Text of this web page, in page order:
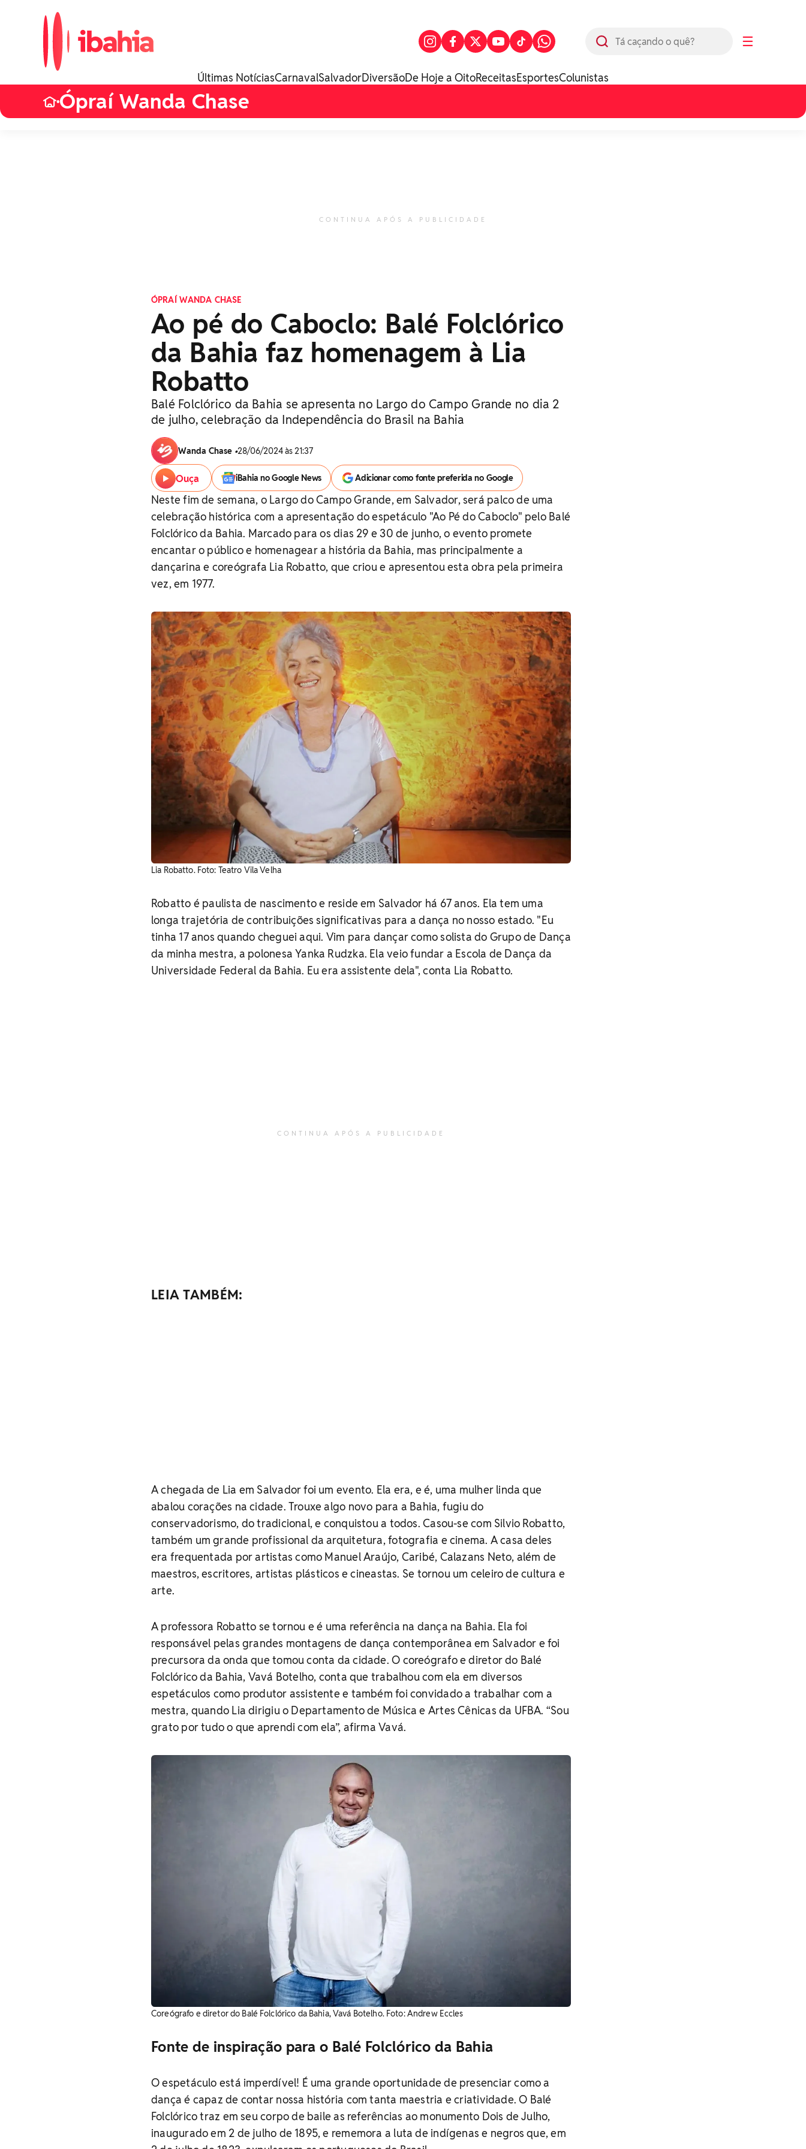
☰
Últimas NotíciasCarnavalSalvadorDiversãoDe Hoje a OitoReceitasEsportesColunistas
•Ópraí Wanda Chase
CONTINUA APÓS A PUBLICIDADE
ÓPRAÍ WANDA CHASE
Ao pé do Caboclo: Balé Folclórico
da Bahia faz homenagem à Lia
Robatto
Balé Folclórico da Bahia se apresenta no Largo do Campo Grande no dia 2
de julho, celebração da Independência do Brasil na Bahia
Wanda Chase •28/06/2024 às 21:37
Ouça iBahia no Google News Adicionar como fonte preferida no Google
Neste fim de semana, o Largo do Campo Grande, em Salvador, será palco de uma
celebração histórica com a apresentação do espetáculo "Ao Pé do Caboclo" pelo Balé
Folclórico da Bahia. Marcado para os dias 29 e 30 de junho, o evento promete
encantar o público e homenagear a história da Bahia, mas principalmente a
dançarina e coreógrafa Lia Robatto, que criou e apresentou esta obra pela primeira
vez, em 1977.
Lia Robatto. Foto: Teatro Vila Velha
Robatto é paulista de nascimento e reside em Salvador há 67 anos. Ela tem uma
longa trajetória de contribuições significativas para a dança no nosso estado. "Eu
tinha 17 anos quando cheguei aqui. Vim para dançar como solista do Grupo de Dança
da minha mestra, a polonesa Yanka Rudzka. Ela veio fundar a Escola de Dança da
Universidade Federal da Bahia. Eu era assistente dela", conta Lia Robatto.
CONTINUA APÓS A PUBLICIDADE
LEIA TAMBÉM:
A chegada de Lia em Salvador foi um evento. Ela era, e é, uma mulher linda que
abalou corações na cidade. Trouxe algo novo para a Bahia, fugiu do
conservadorismo, do tradicional, e conquistou a todos. Casou-se com Silvio Robatto,
também um grande profissional da arquitetura, fotografia e cinema. A casa deles
era frequentada por artistas como Manuel Araújo, Caribé, Calazans Neto, além de
maestros, escritores, artistas plásticos e cineastas. Se tornou um celeiro de cultura e
arte.
A professora Robatto se tornou e é uma referência na dança na Bahia. Ela foi
responsável pelas grandes montagens de dança contemporânea em Salvador e foi
precursora da onda que tomou conta da cidade. O coreógrafo e diretor do Balé
Folclórico da Bahia, Vavá Botelho, conta que trabalhou com ela em diversos
espetáculos como produtor assistente e também foi convidado a trabalhar com a
mestra, quando Lia dirigiu o Departamento de Música e Artes Cênicas da UFBA. “Sou
grato por tudo o que aprendi com ela”, afirma Vavá.
Coreógrafo e diretor do Balé Folclórico da Bahia, Vavá Botelho. Foto: Andrew Eccles
Fonte de inspiração para o Balé Folclórico da Bahia
O espetáculo está imperdível! É uma grande oportunidade de presenciar como a
dança é capaz de contar nossa história com tanta maestria e criatividade. O Balé
Folclórico traz em seu corpo de baile as referências ao monumento Dois de Julho,
inaugurado em 2 de julho de 1895, e rememora a luta de indígenas e negros que, em